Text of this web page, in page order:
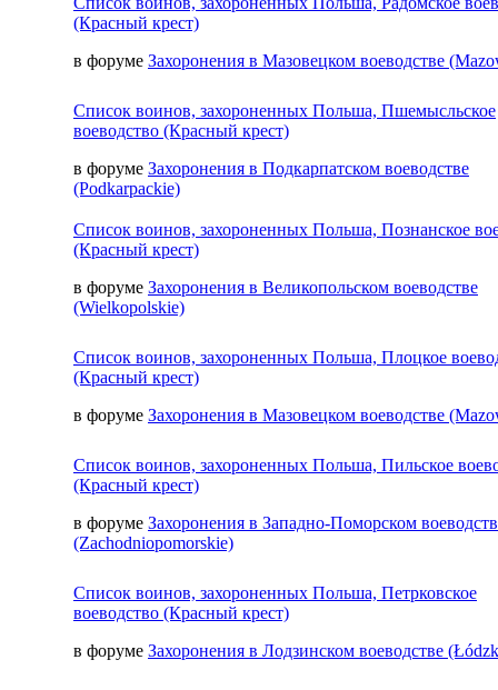
(Красный крест)
в форуме Захоронения в Мазовецком воеводстве
Список воинов, захороненных Польша, Пшемысльское
воеводство (Красный крест)
в форуме Захоронения в Подкарпатском воеводстве
(Podkarpackie)
Список воинов, захороненных Польша, Познанское
(Красный крест)
в форуме Захоронения в Великопольском воеводстве
(Wielkopolskie)
Список воинов, захороненных Польша, Плоцкое
(Красный крест)
в форуме Захоронения в Мазовецком воеводстве
Список воинов, захороненных Польша, Пильское
(Красный крест)
в форуме Захоронения в Западно-Поморском
(Zachodniopomorskie)
Список воинов, захороненных Польша, Петрковское
воеводство (Красный крест)
в форуме Захоронения в Лодзинском воеводстве